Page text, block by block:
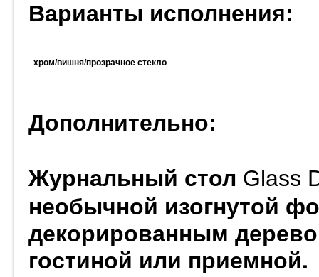
Варианты исполнения:
хром/вишня/прозрачное стекло
Дополнительно:
Журнальный стол Glass
необычной изогнутой
декорированным
гостиной или приемной.